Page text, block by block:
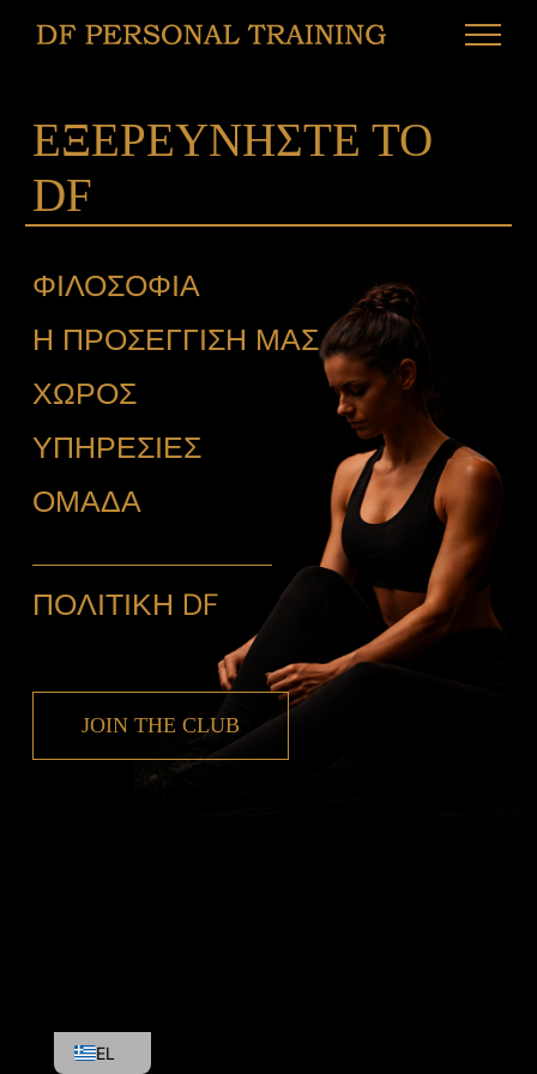
Παράλειψη
ΕΞΕΡΕΥΝΗΣΤΕ ΤΟ
DF
ΦΙΛΟΣΟΦΙΑ
Η ΠΡΟΣΕΓΓΙΣΗ ΜΑΣ
ΧΩΡΟΣ
ΥΠΗΡΕΣΙΕΣ
ΟΜΑΔΑ
ΠΟΛΙΤΙΚΗ DF
JOIN THE CLUB
EL